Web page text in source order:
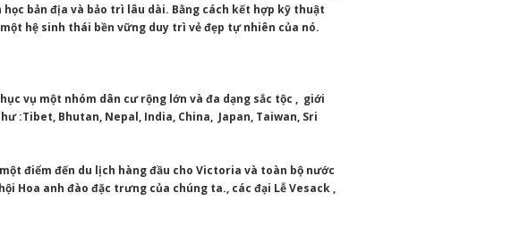
bản địa và bảo trì lâu dài. Bằng cách kết hợp kỹ thuật
hệ sinh thái bền vững duy trì vẻ đẹp tự nhiên của nó.
vụ một nhóm dân cư rộng lớn và đa dạng sắc tộc , giới
:Tibet, Bhutan, Nepal, India, China, Japan, Taiwan, Sri
điểm đến du lịch hàng đầu cho Victoria và toàn bộ nước
Hoa anh đào đặc trưng của chúng ta., các đại Lễ Vesack ,